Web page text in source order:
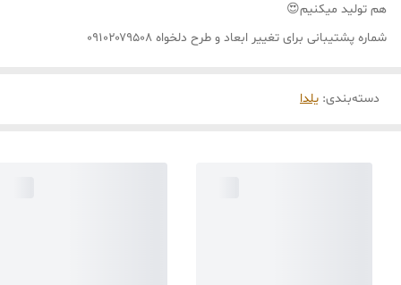
هم تولید میکنیم😍
شماره پشتیبانی برای تغییر ابعاد و طرح دلخواه ۰۹۱۰۲۰۷۹۵۰۸
دسته‌بندی: یلدا